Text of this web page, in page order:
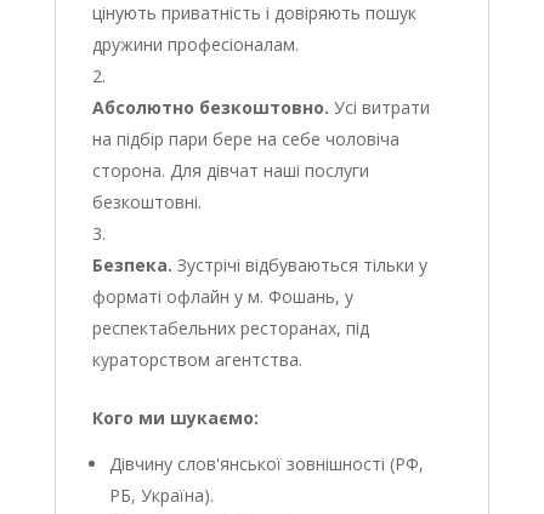
цінують приватність і довіряють пошук
дружини професіоналам.
Абсолютно безкоштовно. Усі витрати
на підбір пари бере на себе чоловіча
сторона. Для дівчат наші послуги
безкоштовні.
Безпека. Зустрічі відбуваються тільки у
форматі офлайн у м. Фошань, у
респектабельних ресторанах, під
кураторством агентства.
Кого ми шукаємо:
Дівчину слов'янської зовнішності (РФ,
РБ, Україна).